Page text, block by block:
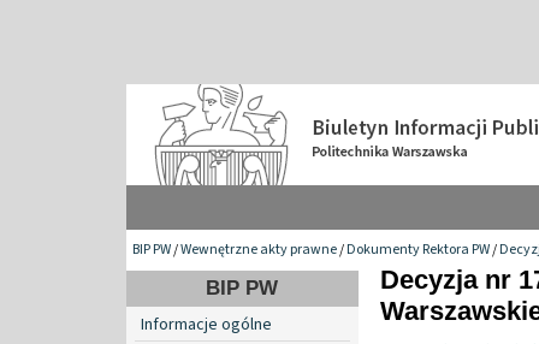
BIP PW/Wewnętrzne akty prawne/Dokumenty Rektora PW/
BIP PW
Informacje ogólne
Decyzja nr